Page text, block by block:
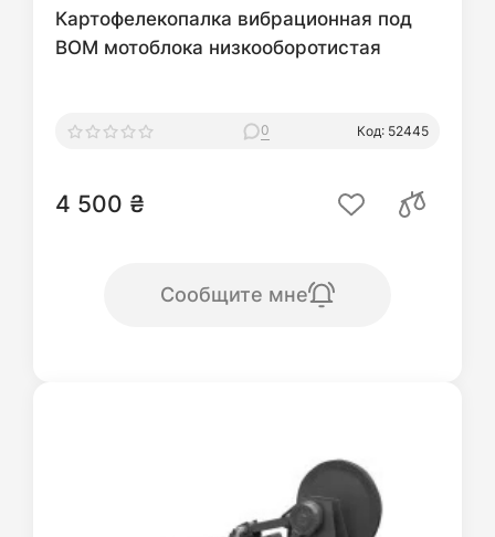
Картофелекопалка вибрационная под
ВОМ мотоблока низкооборотистая
0 Код: 52445
4 500 ₴
Сообщите мне